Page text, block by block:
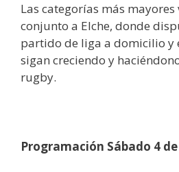
Las categorías más
conjunto a Elche, donde
partido de liga a domicilio y
sigan creciendo y
rugby.
Programación Sábado 4